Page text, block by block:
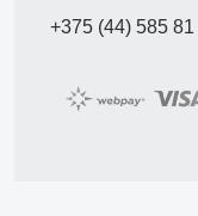
+375 (44) 585 81